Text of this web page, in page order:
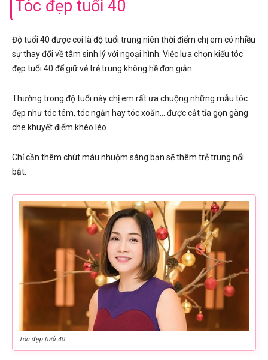
Tóc đẹp tuổi 40
Độ tuổi 40 được coi là độ tuổi trung niên thời điểm chị em có nhiều
sự thay đổi về tâm sinh lý với ngoại hình. Việc lựa chọn kiểu tóc
đẹp tuổi 40 để giữ vẻ trẻ trung không hề đơn giản.
Thường trong độ tuổi này chị em rất ưa chuộng những mẫu tóc
đẹp như tóc tém, tóc ngắn hay tóc xoăn… được cắt tỉa gọn gàng
che khuyết điểm khéo léo.
Chỉ cần thêm chút màu nhuộm sáng bạn sẽ thêm trẻ trung nổi
bật.
Tóc đẹp tuổi 40